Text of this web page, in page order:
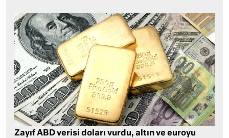
Zayıf ABD verisi doları vurdu, altın ve euroyu